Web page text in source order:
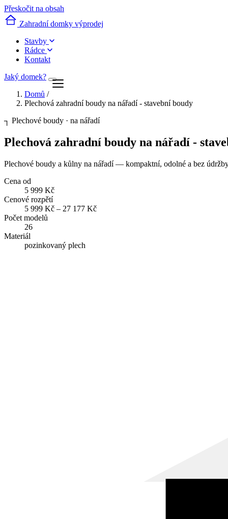
Přeskočit na obsah
Zahradní domky výprodej
Stavby
Rádce
Kontakt
Jaký domek?
Domů /
Plechová zahradní boudy na nářadí - stavební boudy
┐ Plechové boudy · na nářadí
Plechová zahradní boudy na nářadí -
Plechové boudy a kůlny na nářadí — kompaktní, odolné a bez
Cena od
5 999 Kč
Cenové rozpětí
5 999 Kč – 27 177 Kč
Počet modelů
26
Materiál
pozinkovaný plech